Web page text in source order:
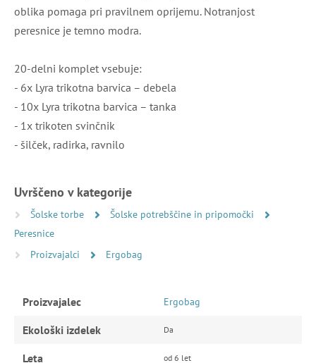
oblika pomaga pri pravilnem oprijemu. Notranjost
peresnice je temno modra.
20-delni komplet vsebuje:
- 6x Lyra trikotna barvica – debela
- 10x Lyra trikotna barvica – tanka
- 1x trikoten svinčnik
- šilček, radirka, ravnilo
Uvrščeno v kategorije
Šolske torbe
Šolske potrebščine in pripomočki
Peresnice
Proizvajalci
Ergobag
Proizvajalec Ergobag
Ekološki izdelek Da
Leta od 6 let